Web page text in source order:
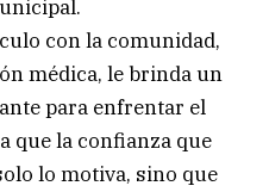
con la comunidad,
médica, le brinda un
para enfrentar el
que la confianza que
lo motiva, sino que